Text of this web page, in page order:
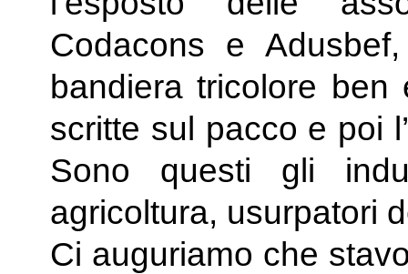
Codacons e
bandiera tricolore ben
scritte sul pacco e poi
Sono questi gli
agricoltura, usurpatori
Ci auguriamo che